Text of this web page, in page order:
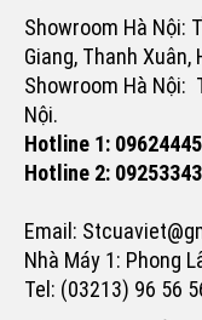
Showroom Hà Nội:
Giang, Thanh Xuân,
Showroom Hà Nội:
Nội.
Hotline 1:
Hotline 2:
Email:
Nhà Máy 1: Phong
Tel: (03213) 96 56